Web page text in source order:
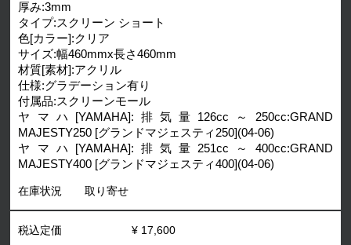
厚み:3mm
タイプ:スクリーン ショート
色[カラー]:クリア
サイズ:幅460mmx長さ460mm
材質[素材]:アクリル
仕様:グラデーション有り
付属品:スクリーンモール
ヤマハ[YAMAHA]:排気量126cc～250cc:GRAND
MAJESTY250 [グランドマジェスティ250](04-06)
ヤマハ[YAMAHA]:排気量251cc～400cc:GRAND
MAJESTY400 [グランドマジェスティ400](04-06)
在庫状況 取り寄せ
税込定価
¥ 17,600